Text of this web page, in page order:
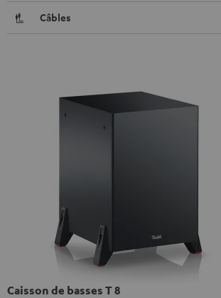
Câbles
Caisson de basses T 8